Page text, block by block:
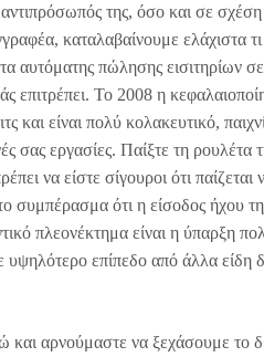
της, όσο και σε σχέση
καταλαβαίνουμε ελάχιστα τι
αυτόματης πώλησης εισιτηρίων
επιτρέπει. Το 2008 η
είναι πολύ κολακευτικό,
σας εργασίες. Παίξτε τη ρουλέτα
να είστε σίγουροι ότι παίζεται
συμπέρασμα ότι η είσοδος ήχου
πλεονέκτημα είναι η ύπαρξη
επίπεδο από άλλα είδη
και αρνούμαστε να ξεχάσουμε το